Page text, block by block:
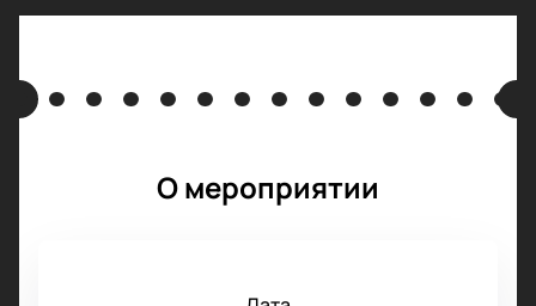
О мероприятии